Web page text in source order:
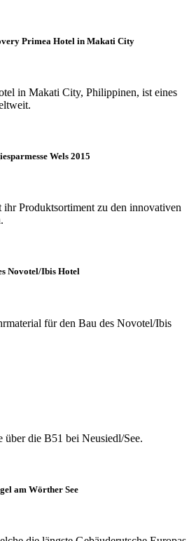
Primea Hotel in Makati City
in Makati City, Philippinen, ist eines
Wels 2015
Produktsortiment zu den innovativen
Novotel/Ibis Hotel
für den Bau des Novotel/Ibis
über die B51 bei Neusiedl/See.
am Wörther See